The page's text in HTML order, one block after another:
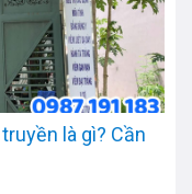
là gì? Cần